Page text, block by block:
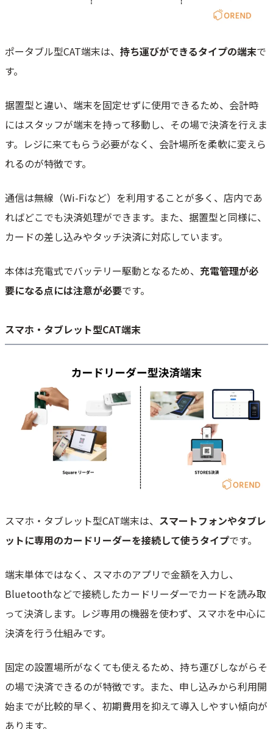
ポータブル型CAT端末は、 持ち運びができるタイプの端末で
す。
据置型と違い、端末を固定せずに使用できるため、会計時
にはスタッフが端末を持って移動し、その場で決済を行えま
す。レジに来てもらう必要がなく、会計場所を柔軟に変えら
れるのが特徴です。
通信は無線（Wi-Fiなど）を利用することが多く、店内であ
ればどこでも決済処理ができます。また、据置型と同様に、
カードの差し込みやタッチ決済に対応しています。
本体は充電式でバッテリー駆動となるため、 充電管理が必
要になる点には注意が必要です。
スマホ・タブレット型CAT端末
スマホ・タブレット型CAT端末は、 スマートフォンやタブレ
ットに専用のカードリーダーを接続して使うタイプです。
端末単体ではなく、スマホのアプリで金額を入力し、
Bluetoothなどで接続したカードリーダーでカードを読み取
って決済します。レジ専用の機器を使わず、スマホを中心に
決済を行う仕組みです。
固定の設置場所がなくても使えるため、持ち運びしながらそ
の場で決済できるのが特徴です。また、申し込みから利用開
始までが比較的早く、初期費用を抑えて導入しやすい傾向が
あります。